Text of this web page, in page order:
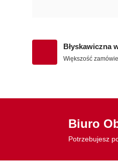
Błyskawiczna
Większość
Biuro
Potrzebujesz